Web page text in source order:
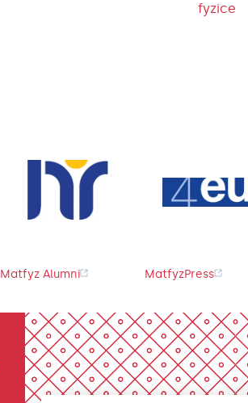
fyzice
Matfyz Alumni MatfyzPress